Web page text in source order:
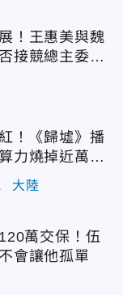
！王惠美與魏
接競總主委態
！《歸墟》播
力燒掉近萬台
大陸
萬交保！伍
會讓他孤單